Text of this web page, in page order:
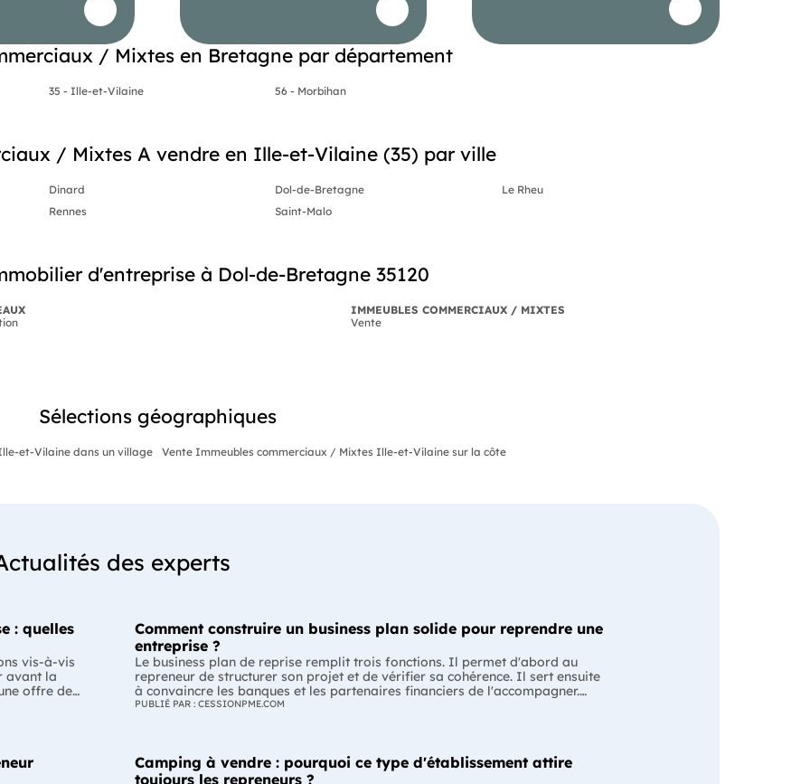
éditoriale de conseiller immobilier
immeubles et
par la - Saint Nazaire. . -SMABTP - 89 rue de la Boétie, 75008
garantit et sécurise votre projet immobilier.
/ Mixtes en Bretagne par département
35 - Ille-et-Vilaine 56 - Morbihan
/ Mixtes A vendre en Ille-et-Vilaine (35) par ville
Dinard Dol-de-Bretagne
Le Rheu
Rennes Saint-Malo
d'entreprise à Dol-de-Bretagne 35120
IMMEUBLES COMMERCIAUX / MIXTES
Vente
Sélections géographiques
et-Vilaine dans un village Vente Immeubles commerciaux / Mixtes Ille-et-Vilaine sur la côte
des experts
: quelles
vis-à-vis
avant la
offre de
respecter ?
ou la
varie
Comment construire un business plan solide pour reprendre une
entreprise ?
Le business plan de reprise remplit trois fonctions. Il permet d'abord au
repreneur de structurer son projet et de vérifier sa cohérence. Il sert ensuite
à convaincre les banques et les partenaires financiers de l'accompagner.
Enfin, il peut constituer un support de discussion avec le cédant en lui
de dirigeant. C'est un document indispensable pour structurer votre projet et
convaincre vos partenaires. À quoi sert vraiment un business plan de reprise
PUBLIÉ PAR : CESSIONPME.COM
Camping à vendre : pourquoi ce type d'établissement attire
toujours les repreneurs ?